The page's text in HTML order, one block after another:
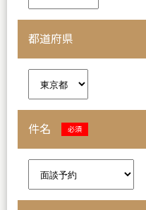
都道府県
件名 必須